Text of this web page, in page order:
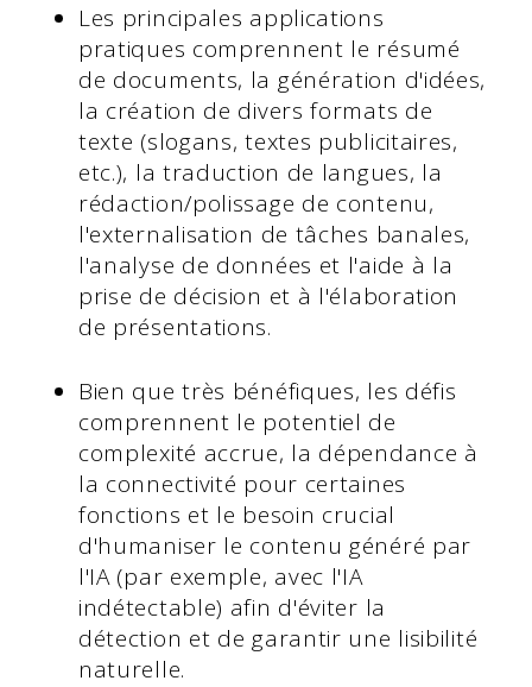
Les principales applications
pratiques comprennent le résumé
de documents, la génération d'idées,
la création de divers formats de
texte (slogans, textes publicitaires,
etc.), la traduction de langues, la
rédaction/polissage de contenu,
l'externalisation de tâches banales,
l'analyse de données et l'aide à la
prise de décision et à l'élaboration
de présentations.
Bien que très bénéfiques, les défis
comprennent le potentiel de
complexité accrue, la dépendance à
la connectivité pour certaines
fonctions et le besoin crucial
d'humaniser le contenu généré par
l'IA (par exemple, avec l'IA
indétectable) afin d'éviter la
détection et de garantir une lisibilité
naturelle.